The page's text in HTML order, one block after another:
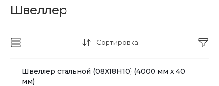
Швеллер
Сортировка
Швеллер стальной (08Х18H10) (4000 мм х 40
мм)